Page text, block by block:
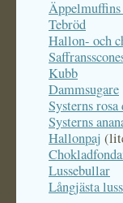
Äppelmuffins
Tebröd
Hallon- och
Kubb
Dammsugare
Systerns
Systerns
Hallonpaj
Lussebullar
Långjästa